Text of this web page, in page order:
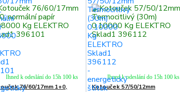
76/60/17mm 1+0,
Ihned k odeslání do 15h 100 ks
Kotouček 57/50/12mm
Ihned k odeslání do 15h 100 ks